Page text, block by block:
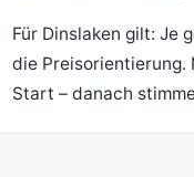
Für Dinslaken gilt: Je
die Preisorientierung.
Start – danach